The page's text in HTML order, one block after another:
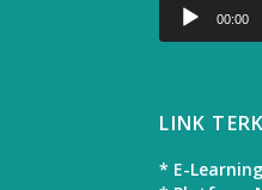
00:00
LINK
* E-